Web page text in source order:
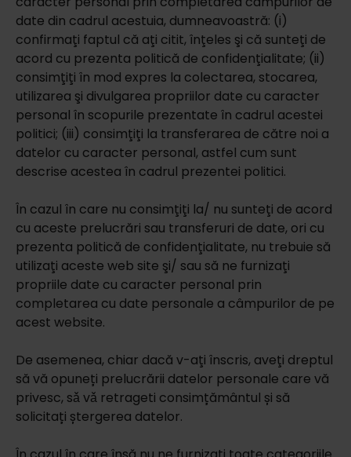
date din cadrul acestuia, dumneavoastră: (i)
confirmaţi faptul că aţi citit, înţeles şi că sunteţi de
acord cu prezenta politică de confidenţialitate; (ii)
consimţiţi în mod expres la colectarea, stocarea,
utilizarea şi divulgarea propriilor date cu caracter
personal în scopurile prezentate în cadrul acestei
politici; (iii) consimţiţi la transferarea de către noi a
datelor cu caracter personal, astfel cum sunt
descrise acestea în cadrul prezentei politici.
În cazul în care nu consimţiţi la/ nu sunteţi de acord
cu aceste prelucrări sau transferuri de date, ori cu
prezenta politică de confidenţialitate, nu trebuie să
utilizaţi aceste web site şi/ sau să ne furnizaţi
propriile date cu caracter personal prin
completarea cu date personale a câmpurilor de pe
acest website.
De asemenea, chiar dacă v-aţi înscris, aveţi dreptul
să vă opuneți prelucrării datelor personale care vă
privesc, sǎ vǎ retrageti consimțământul și să
solicitați ștergerea datelor.